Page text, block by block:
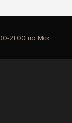
21:00 по Мск